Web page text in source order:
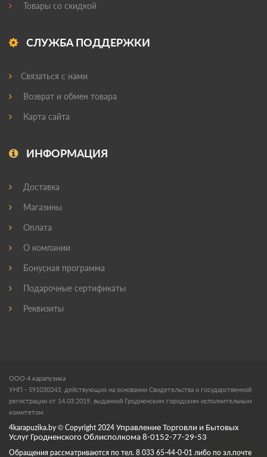
Товары со скидкой
СЛУЖБА ПОДДЕРЖКИ
Связаться с нами
Возврат и обмен товара
Карта сайта
ИНФОРМАЦИЯ
Доставка
Магазины
Оплата
О компании
Бонусная программа
Подарочные сертификаты
Реквизиты
ООО 4 карапузика
УНП - 591030243, действующих на основании Свидетельства о государственной
регистрации от 14.03.2019, выданной Гродненским городским исполнительным
комитетом
4karapuzika.by © Copyright 2024 Управление Торговли и Бытовых
Услуг Гродненского Облисполкома 8-0152-77-29-53
Обращения рассматриваются по тел. 8 033 65-44-0-01 либо по эл.почте